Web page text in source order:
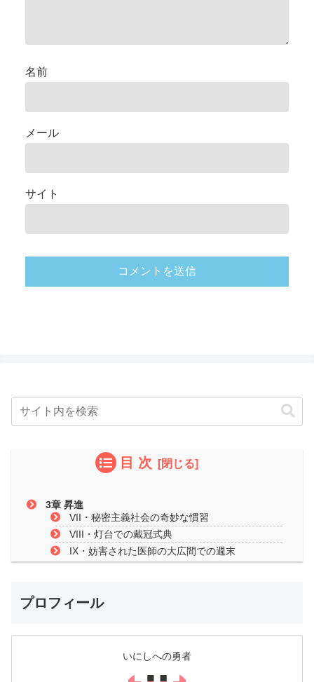
名前
メール
サイト
目 次
3章 昇進
VII・秘密主義社会の奇妙な慣習
VIII・灯台での戴冠式典
IX・妨害された医師の大広間での週末
プロフィール
いにしへの勇者